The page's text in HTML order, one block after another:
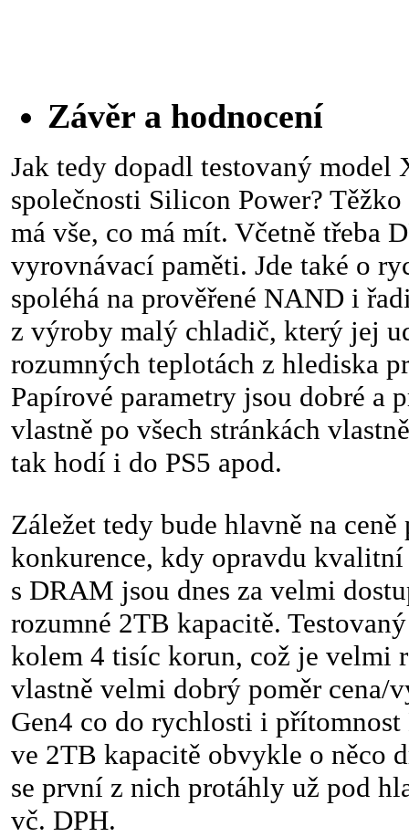
Závěr a hodnocení
Jak tedy dopadl testovaný model
společnosti Silicon Power?
má vše, co má mít. Včetně třeba
vyrovnávací paměti. Jde také o
spoléhá na prověřené NAND i
z výroby malý chladič, který jej
rozumných teplotách z hlediska
Papírové parametry jsou dobré a
vlastně po všech stránkách
tak hodí i do PS5 apod.
Záležet tedy bude hlavně na ceně
konkurence, kdy opravdu kvalitní
s DRAM jsou dnes za velmi
rozumné 2TB kapacitě.
kolem 4 tisíc korun, což je velmi
vlastně velmi dobrý poměr cena/
Gen4 co do rychlosti i
ve 2TB kapacitě obvykle o něco
se první z nich protáhly už pod
vč. DPH.